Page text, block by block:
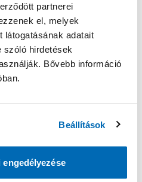
partnerei
el, melyek
látogatásának adatait
szóló hirdetések
Bővebb információ
Beállítások